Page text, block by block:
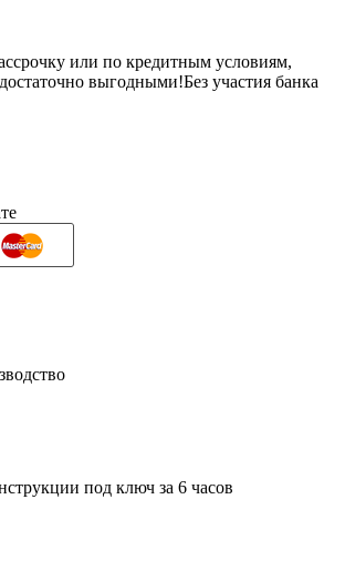
или по кредитным условиям,
выгодными!Без участия банка
под ключ за 6 часов